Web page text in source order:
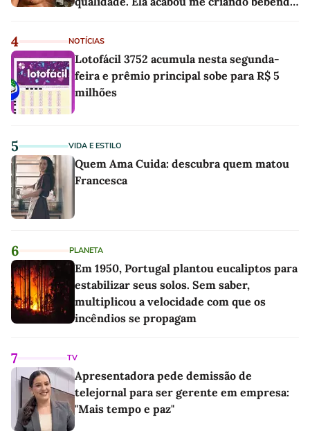
4 NOTÍCIAS
Lotofácil 3752 acumula nesta segunda-
feira e prêmio principal sobe para R$ 5
milhões
5 VIDA E ESTILO
Quem Ama Cuida: descubra quem matou
Francesca
6 PLANETA
Em 1950, Portugal plantou eucaliptos para
estabilizar seus solos. Sem saber,
multiplicou a velocidade com que os
incêndios se propagam
7 TV
Apresentadora pede demissão de
telejornal para ser gerente em empresa:
"Mais tempo e paz"